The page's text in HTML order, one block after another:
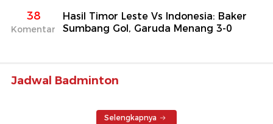
38
Komentar
Hasil Timor Leste Vs Indonesia: Baker
Sumbang Gol, Garuda Menang 3-0
Jadwal Badminton
Selengkapnya